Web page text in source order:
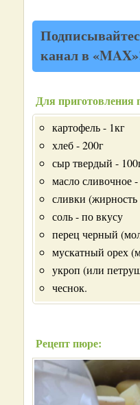
канал в
Для приготовления
картофель - 1кг
хлеб - 200г
сыр твердый -
масло сливочное
сливки
соль - по вкусу
перец черный
мускатный орех
укроп (или
чеснок.
Рецепт пюре: